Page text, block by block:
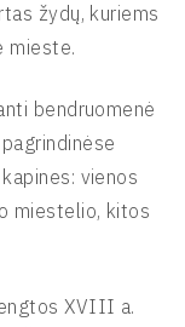
žydų, kuriems
mieste.
bendruomenė
vienos
miestelio, kitos
XVIII a.